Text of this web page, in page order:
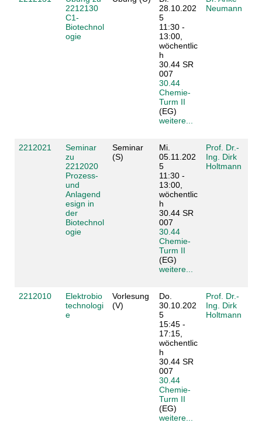
2212130
C1-
Biotechnol
ogie
28.10.202
5
11:30 -
13:00,
wöchentlic
h
30.44 SR
007
30.44
Chemie-
Turm II
(EG)
weitere...
Neumann
2212021
Seminar
zu
2212020
Prozess-
und
Anlagend
esign in
der
Biotechnol
ogie
Seminar
(S)
Mi.
05.11.202
5
11:30 -
13:00,
wöchentlic
h
30.44 SR
007
30.44
Chemie-
Turm II
(EG)
weitere...
Prof. Dr.-
Ing. Dirk
Holtmann
2212010
Elektrobio
technologi
e
Vorlesung
(V)
Do.
30.10.202
5
15:45 -
17:15,
wöchentlic
h
30.44 SR
007
30.44
Chemie-
Turm II
(EG)
weitere...
Prof. Dr.-
Ing. Dirk
Holtmann